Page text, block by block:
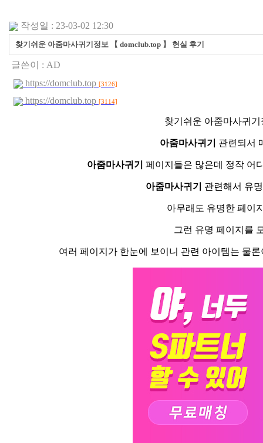
작성일 : 23-03-02 12:30
찾기쉬운 아줌마사귀기정보 【 domclub.top 】 현실 후기
글쓴이 : AD
https://domclub.top [3126]
https://domclub.top [3114]
찾기쉬운 아줌마사귀기
아줌마사귀기 관련되서
아줌마사귀기 페이지들은 많은데 정작 어
아줌마사귀기 관련해서 유
아무래도 유명한 페이
그런 유명 페이지를
여러 페이지가 한눈에 보이니 관련 아이템는 물